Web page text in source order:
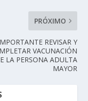
PRÓXIMO
REVISAR Y
VACUNACIÓN
LA PERSONA ADULTA
MAYOR